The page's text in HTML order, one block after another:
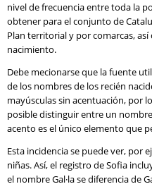
nivel de frecuencia entre toda la
obtener para el conjunto de
Plan territorial y por comarcas,
nacimiento.
Debe mecionarse que la fuente
de los nombres de los recién
mayúsculas sin acentuación, por
posible distinguir entre un
acento es el único elemento que
Esta incidencia se puede ver, por
niñas. Así, el registro de Sofia
el nombre Gal·la se diferencia de